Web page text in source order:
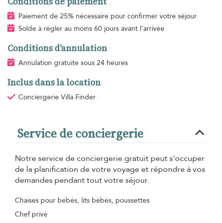
Paiement de 25% nécessaire pour confirmer votre séjour
Solde à régler au moins 60 jours avant l'arrivée
Conditions d'annulation
Annulation gratuite sous 24 heures
Inclus dans la location
Conciergerie Villa Finder
Service de conciergerie
Notre service de conciergerie gratuit peut s'occuper
de la planification de votre voyage et répondre à vos
demandes pendant tout votre séjour.
Chaises pour bébés, lits bébés, poussettes
Chef privé